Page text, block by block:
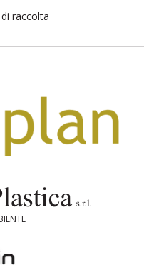
raccolta